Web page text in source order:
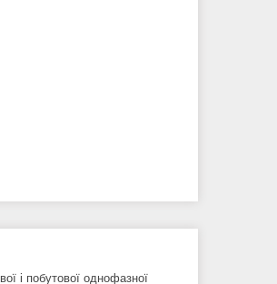
і побутової однофазної